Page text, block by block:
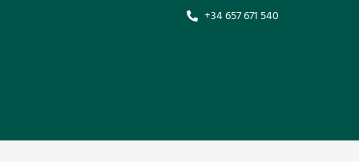
+34 657 671 540